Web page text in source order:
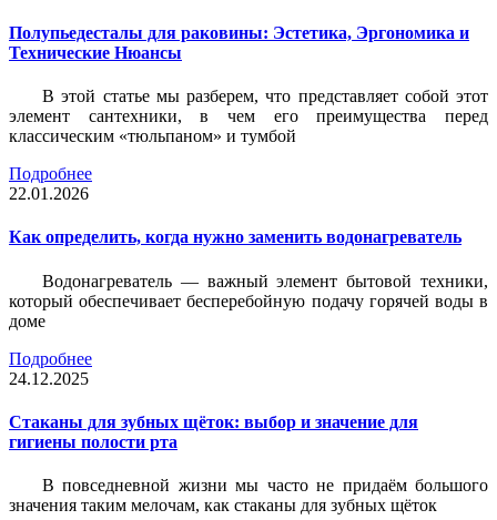
Полупьедесталы для раковины: Эстетика, Эргономика и
Технические Нюансы
В этой статье мы разберем, что представляет собой этот
элемент сантехники, в чем его преимущества перед
классическим «тюльпаном» и тумбой
Подробнее
22.01.2026
Как определить, когда нужно заменить водонагреватель
Водонагреватель — важный элемент бытовой техники,
который обеспечивает бесперебойную подачу горячей воды в
доме
Подробнее
24.12.2025
Стаканы для зубных щёток: выбор и значение для
гигиены полости рта
В повседневной жизни мы часто не придаём большого
значения таким мелочам, как стаканы для зубных щёток